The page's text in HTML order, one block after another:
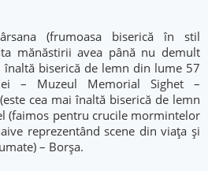
(frumoasa biserică în stil
mănăstirii avea până nu demult
biserică de lemn din lume 57
– Muzeul Memorial Sighet –
cea mai înaltă biserică de lemn
(faimos pentru crucile mormintelor
reprezentând scene din viața și
– Borșa.